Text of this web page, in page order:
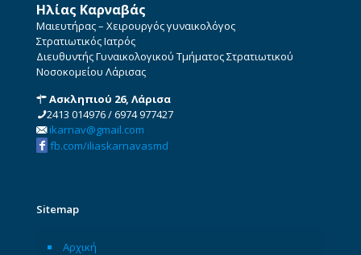
Ηλίας Καρναβάς
Μαιευτήρας – Χειρουργός γυναικολόγος
Στρατιωτικός Ιατρός
Διευθυντής Γυναικολογικού Τμήματος Στρατιωτικού
Νοσοκομείου Λάρισας
Ασκληπιού 26, Λάρισα
2413 014976/6974 977427
ikarnav@gmail.com
fb.com/iliaskarnavasmd
Sitemap
Αρχική